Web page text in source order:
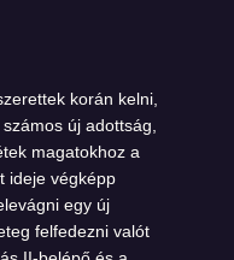
korán kelni,
új adottság,
magatokhoz a
ideje végképp
egy új
felfedezni valót